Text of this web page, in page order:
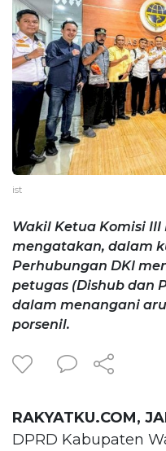
ist
Wakil Ketua Komisi III
mengatakan, dalam
Perhubungan DKI
petugas (Dishub dan
dalam menangani
porsenil.
RAKYATKU.COM,
DPRD Kabupaten